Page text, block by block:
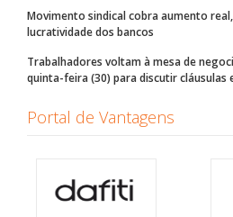
Movimento sindical cobra aumento
lucratividade dos bancos
Trabalhadores voltam à mesa de
quinta-feira (30) para discutir cláusulas
Portal de Vantagens